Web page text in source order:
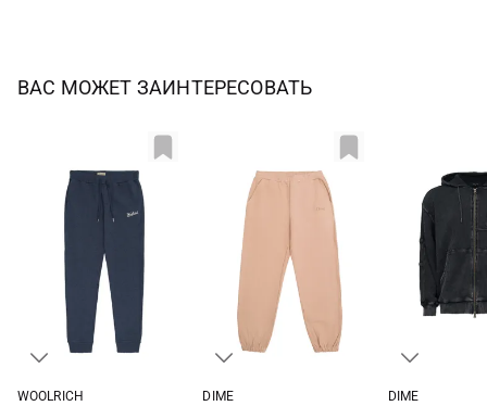
ВАС МОЖЕТ ЗАИНТЕРЕСОВАТЬ
WOOLRICH
DIME
DIME